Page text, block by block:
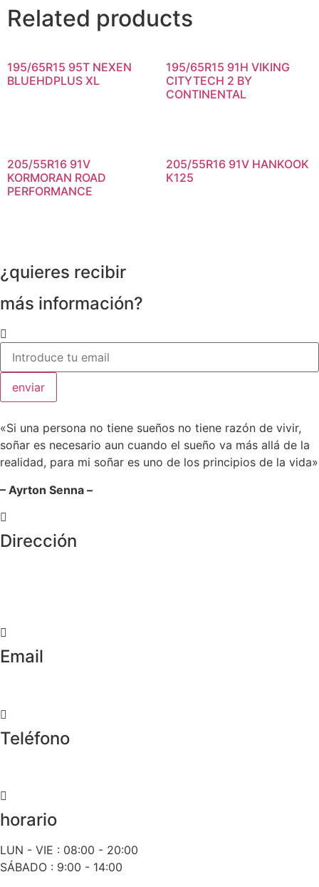
Related products
195/65R15 95T NEXEN
BLUEHDPLUS XL
195/65R15 91H VIKING
CITYTECH 2 BY
CONTINENTAL
205/55R16 91V
KORMORAN ROAD
PERFORMANCE
205/55R16 91V HANKOOK
K125
¿quieres recibir
más información?
enviar
«Si una persona no tiene sueños no tiene razón de vivir,
soñar es necesario aun cuando el sueño va más allá de la
realidad, para mi soñar es uno de los principios de la vida»
– Ayrton Senna –
Dirección
Email
Teléfono
horario
LUN - VIE : 08:00 - 20:00
SÁBADO : 9:00 - 14:00